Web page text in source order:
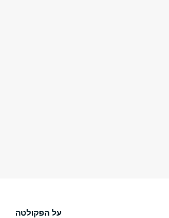
על הפקולטה